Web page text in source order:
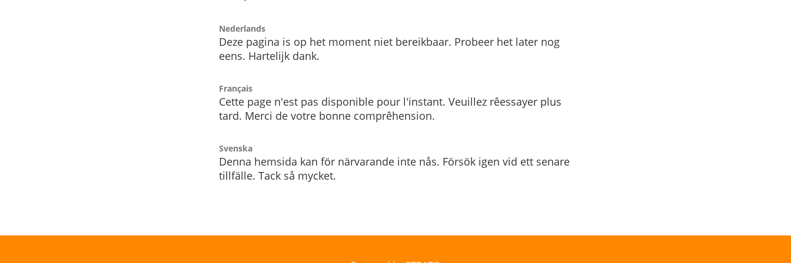
Nederlands
Deze pagina is op het moment niet bereikbaar. Probeer het later nog
eens. Hartelijk dank.
Français
Cette page n'est pas disponible pour l'instant. Veuillez rêessayer plus
tard. Merci de votre bonne comprêhension.
Svenska
Denna hemsida kan för närvarande inte nås. Försök igen vid ett senare
tillfälle. Tack så mycket.